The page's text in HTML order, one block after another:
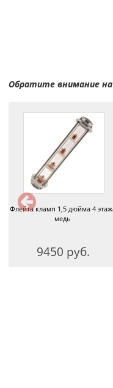
Обратите внимание
Флейта кламп 1,5 дюйма 4
медь
9450 руб.